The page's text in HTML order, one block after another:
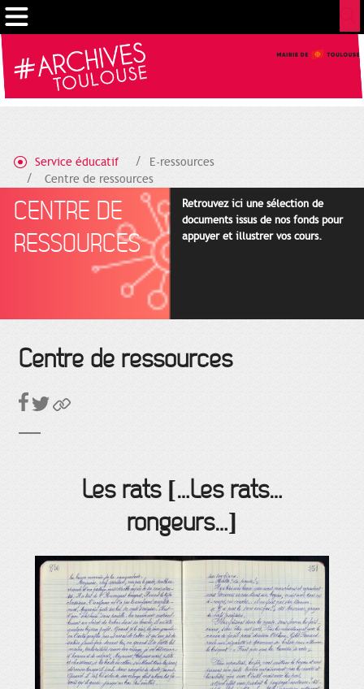
Service éducatif
E-ressources
Centre de ressources
CENTRE DE
RESSOURCES
Retrouvez ici une sélection de
documents issus de nos fonds pour
appuyer et illustrer vos cours.
Centre de ressources
Les rats […Les rats…
rongeurs…]
Gestion de vos préférences sur les cookies